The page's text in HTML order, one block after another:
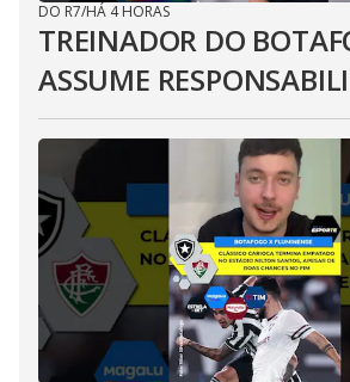
DO R7/HÁ 4 HORAS
TREINADOR DO
ASSUME